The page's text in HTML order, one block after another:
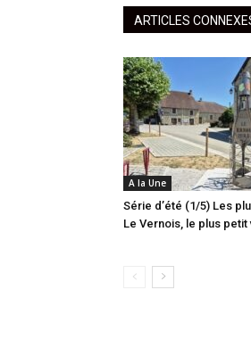
ARTICLES
A la Une
Série d’été (1/5) Les
Le Vernois, le plus petit